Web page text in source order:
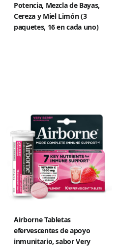
Potencia, Mezcla de Bayas,
Cereza y Miel Limón (3
paquetes, 16 en cada uno)
Airborne Tabletas
efervescentes de apoyo
inmunitario, sabor Very